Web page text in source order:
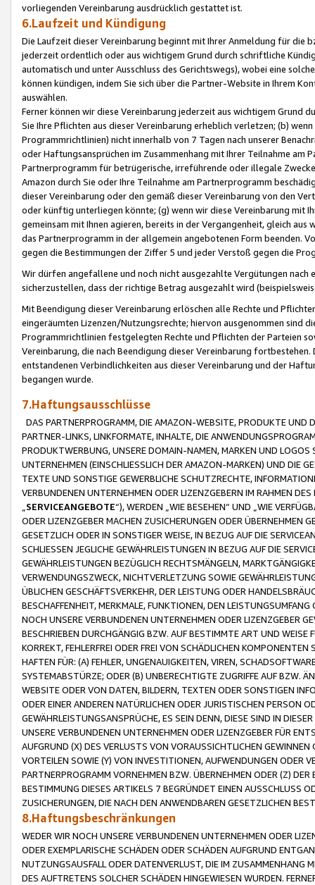
vorliegenden Vereinbarung ausdrücklich gestattet ist.
6.Laufzeit und Kündigung
Die Laufzeit dieser Vereinbarung beginnt mit Ihrer Anmeldung für die
jederzeit ordentlich oder aus wichtigem Grund durch schriftliche
automatisch und unter Ausschluss des Gerichtswegs), wobei eine
können kündigen, indem Sie sich über die Partner-Website in Ihrem
auswählen.
Ferner können wir diese Vereinbarung jederzeit aus wichtigem Grund
Sie Ihre Pflichten aus dieser Vereinbarung erheblich verletzen; (b)
Programmrichtlinien) nicht innerhalb von 7 Tagen nach unserer
oder Haftungsansprüchen im Zusammenhang mit Ihrer Teilnahme am
Partnerprogramm für betrügerische, irreführende oder illegale
Amazon durch Sie oder Ihre Teilnahme am Partnerprogramm
dieser Vereinbarung oder den gemäß dieser Vereinbarung von den
oder künftig unterliegen könnte; (g) wenn wir diese Vereinbarung mit
gemeinsam mit Ihnen agieren, bereits in der Vergangenheit, gleich
das Partnerprogramm in der allgemein angebotenen Form beenden.
gegen die Bestimmungen der Ziffer 5 und jeder Verstoß gegen die
Wir dürfen angefallene und noch nicht ausgezahlte Vergütungen
sicherzustellen, dass der richtige Betrag ausgezahlt wird
Mit Beendigung dieser Vereinbarung erlöschen alle Rechte und
eingeräumten Lizenzen/Nutzungsrechte; hiervon ausgenommen sind
Programmrichtlinien festgelegten Rechte und Pflichten der Parteien
Vereinbarung, die nach Beendigung dieser Vereinbarung
entstandenen Verbindlichkeiten aus dieser Vereinbarung und der
begangen wurde.
7.Haftungsausschlüsse
DAS PARTNERPROGRAMM, DIE AMAZON-WEBSITE, PRODUKTE UND
PARTNER-LINKS, LINKFORMATE, INHALTE, DIE
PRODUKTWERBUNG, UNSERE DOMAIN-NAMEN, MARKEN UND
UNTERNEHMEN (EINSCHLIESSLICH DER AMAZON-MARKEN) UND DIE
TEXTE UND SONSTIGE GEWERBLICHE SCHUTZRECHTE,
VERBUNDENEN UNTERNEHMEN ODER LIZENZGEBERN IM RAHMEN
SERVICEANGEBOTE“), WERDEN „WIE BESEHEN“ UND „WIE
ODER LIZENZGEBER MACHEN ZUSICHERUNGEN ODER ÜBERNEHMEN
GESETZLICH ODER IN SONSTIGER WEISE, IN BEZUG AUF DIE
SCHLIESSEN JEGLICHE GEWÄHRLEISTUNGEN IN BEZUG AUF DIE
GEWÄHRLEISTUNGEN BEZÜGLICH RECHTSMÄNGELN,
VERWENDUNGSZWECK, NICHTVERLETZUNG SOWIE
ÜBLICHEN GESCHÄFTSVERKEHR, DER LEISTUNG ODER
BESCHAFFENHEIT, MERKMALE, FUNKTIONEN, DEN
NOCH UNSERE VERBUNDENEN UNTERNEHMEN ODER LIZENZGEBER
BESCHRIEBEN DURCHGÄNGIG BZW. AUF BESTIMMTE ART UND
KORREKT, FEHLERFREI ODER FREI VON SCHÄDLICHEN
HAFTEN FÜR: (A) FEHLER, UNGENAUIGKEITEN, VIREN,
SYSTEMABSTÜRZE; ODER (B) UNBERECHTIGTE ZUGRIFFE AUF BZW.
WEBSITE ODER VON DATEN, BILDERN, TEXTEN ODER SONSTIGEN
ODER EINER ANDEREN NATÜRLICHEN ODER JURISTISCHEN PERSON
GEWÄHRLEISTUNGSANSPRÜCHE, ES SEIN DENN, DIESE SIND IN
UNSERE VERBUNDENEN UNTERNEHMEN ODER LIZENZGEBER FÜR
AUFGRUND (X) DES VERLUSTS VON VORAUSSICHTLICHEN
VORTEILEN SOWIE (Y) VON INVESTITIONEN, AUFWENDUNGEN ODER
PARTNERPROGRAMM VORNEHMEN BZW. ÜBERNEHMEN ODER (Z)
BESTIMMUNG DIESES ARTIKELS 7 BEGRÜNDET EINEN AUSSCHLUSS
ZUSICHERUNGEN, DIE NACH DEN ANWENDBAREN GESETZLICHEN
8.Haftungsbeschränkungen
WEDER WIR NOCH UNSERE VERBUNDENEN UNTERNEHMEN ODER
ODER EXEMPLARISCHE SCHÄDEN ODER SCHÄDEN AUFGRUND
NUTZUNGSAUSFALL ODER DATENVERLUST, DIE IM ZUSAMMENHANG
DES AUFTRETENS SOLCHER SCHÄDEN HINGEWIESEN WURDEN.